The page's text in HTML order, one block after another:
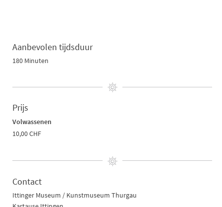
Aanbevolen tijdsduur
180 Minuten
Prijs
Volwassenen
10,00 CHF
Contact
Ittinger Museum / Kunstmuseum Thurgau